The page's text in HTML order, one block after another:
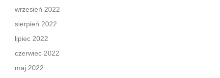
wrzesień 2022
sierpień 2022
lipiec 2022
czerwiec 2022
maj 2022